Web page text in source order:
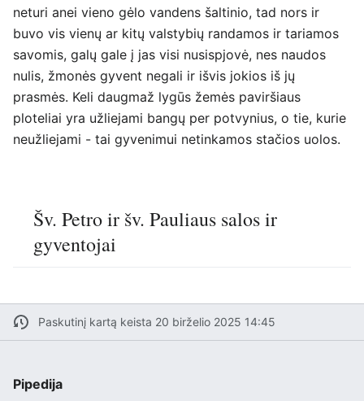
neturi anei vieno gėlo vandens šaltinio, tad nors ir
buvo vis vienų ar kitų valstybių randamos ir tariamos
savomis, galų gale į jas visi nusispjovė, nes naudos
nulis, žmonės gyvent negali ir išvis jokios iš jų
prasmės. Keli daugmaž lygūs žemės paviršiaus
ploteliai yra užliejami bangų per potvynius, o tie, kurie
neužliejami - tai gyvenimui netinkamos stačios uolos.
Šv. Petro ir šv. Pauliaus salos ir
gyventojai
Paskutinį kartą keista 20 birželio 2025 14:45
Pipedija